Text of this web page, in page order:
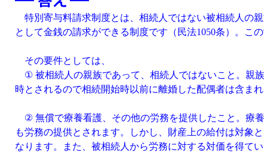
特別寄与料請求制度とは、相続人ではない被相続人の
として金銭の請求ができる制度です（民法1050条）。こ
その要件としては、
① 被相続人の親族であって、相続人ではないこと。親
時とされるので相続開始時以前に離婚した配偶者は含まれ
② 無償で療養看護、その他の労務を提供したこと。療
も労務の提供とされます。しかし、財産上の給付は対象
なります。また、被相続人から労務に対する対価を得て